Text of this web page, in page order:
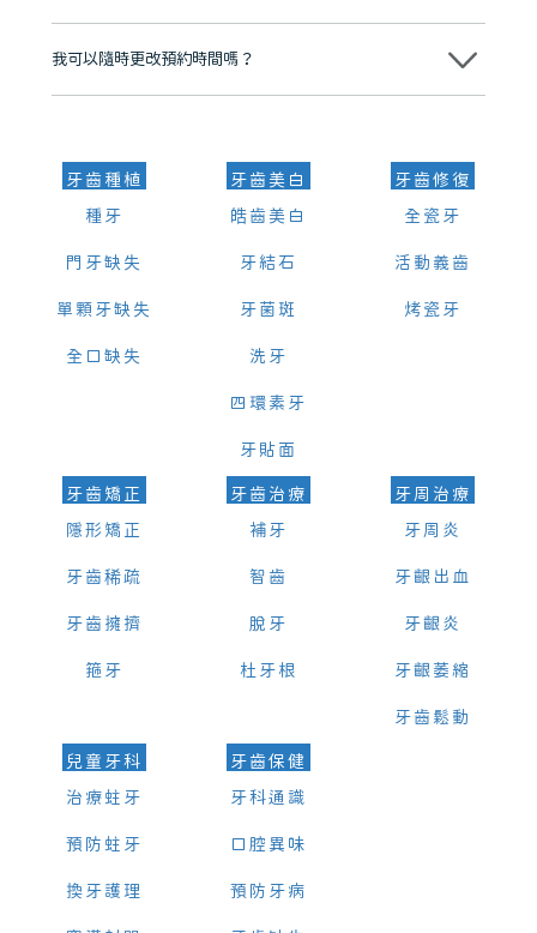
可以。維港口腔會按照當日匯率轉算收取費用，而匯率會及時告知客人
我可以隨時更改預約時間嗎？
可以，請盡早通過wechat或whatsapp聯絡我們，告知我們你原本預約
牙齒種植
種牙
門牙缺失
單顆牙缺失
全口缺失
牙齒美白
皓齒美白
牙結石
牙菌斑
洗牙
四環素牙
牙貼面
牙齒修復
全瓷牙
活動義齒
烤瓷牙
牙齒矯正
隱形矯正
牙齒稀疏
牙齒擁擠
箍牙
牙齒治療
補牙
智齒
脫牙
杜牙根
牙周治療
牙周炎
牙齦出血
牙齦炎
牙齦萎縮
牙齒鬆動
兒童牙科
治療蛀牙
預防蛀牙
換牙護理
牙齒保健
牙科通識
口腔異味
預防牙病